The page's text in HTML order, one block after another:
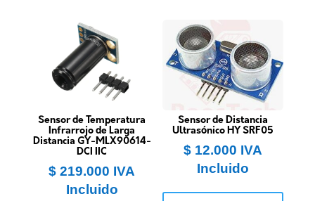
Sensor de Temperatura
Infrarrojo de Larga
Distancia GY-MLX90614-
DCI IIC
$ 219.000 IVA
Incluido
Sensor de Distancia
Ultrasónico HY SRF05
$ 12.000 IVA
Incluido